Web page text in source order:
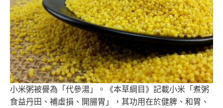
小米粥被譽為「代參湯」。《本草綱目》記載小米「煮粥
食益丹田、 補虛損、開腸胃」，其功用在於健脾、和胃、